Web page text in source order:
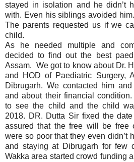
stayed in isolation and he didn’t
with. Even his siblings avoided
The parents requested us if we
child.
As he needed multiple and
decided to find out the best
Assam. We got to know about Dr.
and HOD of Paediatric Surgery,
Dibrugarh. We contacted him
and about their financial
to see the child and the child
2018. DR. Dutta Sir fixed the
assured that the free will be free
were so poor that they even didn’t
and staying at Dibrugarh for few
Wakka area started crowd funding